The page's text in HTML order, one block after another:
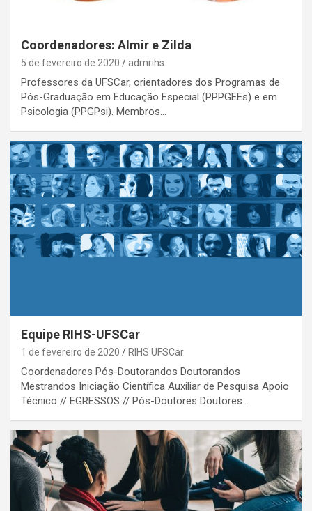
Coordenadores: Almir e Zilda
5 de fevereiro de 2020 admrihs
Professores da UFSCar, orientadores dos Programas de
Pós-Graduação em Educação Especial (PPPGEEs) e em
Psicologia (PPGPsi). Membros…
Equipe RIHS-UFSCar
1 de fevereiro de 2020 RIHS UFSCar
Coordenadores Pós-Doutorandos Doutorandos
Mestrandos Iniciação Científica Auxiliar de Pesquisa Apoio
Técnico // EGRESSOS // Pós-Doutores Doutores…